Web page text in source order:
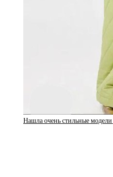
Нашла очень стильные модели